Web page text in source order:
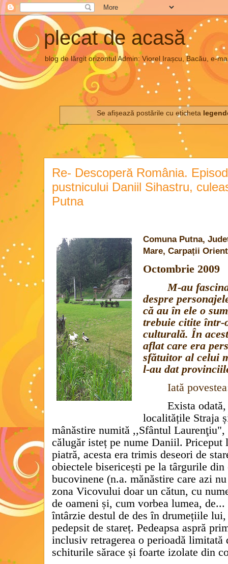
plecat de acasă
blog de lărgit orizontul Admin: Viorel Irașcu, Bacău, e-
Se afișează postările cu eticheta
Re- Descoperă România.
pustnicului Daniil Sihastru,
Putna
Comuna Putna,
Mare, Carpații
Octombrie 2009
M-au
despre
că au în ele o
trebuie citite într-
culturală. În
aflat care era
sfătuitor al celui
l-au dat
Iată
Exista
localitățile Straja
mânăstire numită ,,Sfântul Laurenţiu",
călugăr isteț pe nume Daniil. Priceput
piatră, acesta era trimis deseori de
obiectele bisericești pe la târgurile din
bucovinene (n.a. mănăstire care azi
zona Vicovului doar un cătun, cu
de oameni și, cum vorbea lumea,
întârzie destul de des în drumețiile lui,
pedepsit de stareț. Pedeapsa aspră
inclusiv retragerea o perioadă
schiturile sărace și foarte izolate din